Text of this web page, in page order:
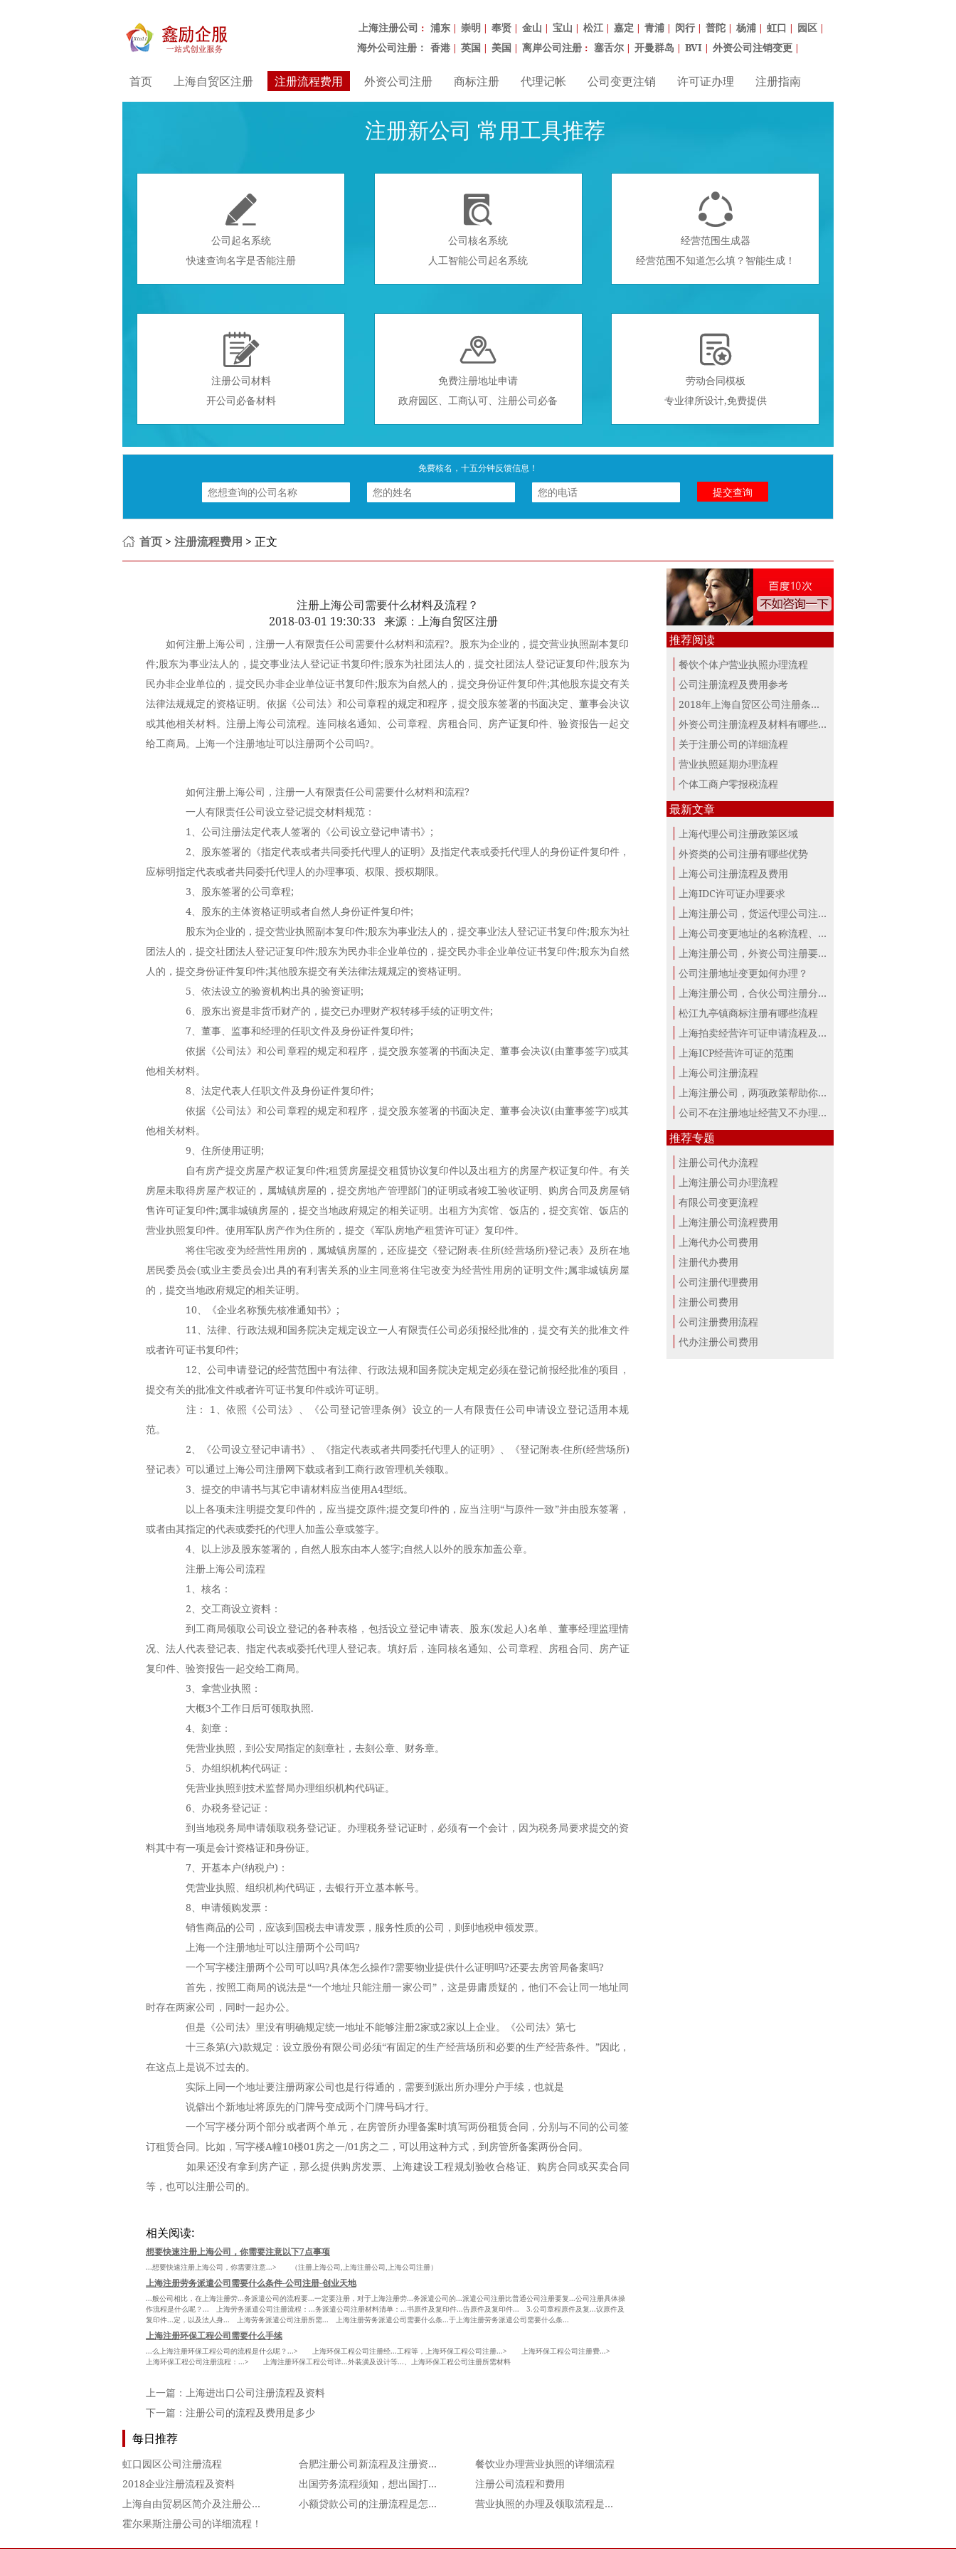
上海注册公司 ： 浦东 | 崇明 | 奉贤 | 金山 | 宝山 | 松江 | 嘉定 | 青浦 | 闵行 | 普陀 | 杨浦 | 虹口 | 园区 |
海外公司注册： 香港 | 英国 | 美国 | 离岸公司注册 ： 塞舌尔 | 开曼群岛 | BVI | 外资公司注销变更 |
首页 上海自贸区注册 注册流程费用 外资公司注册 商标注册 代理记帐 公司变更注销 许可证办理 注册指南
注册新公司 常用工具推荐

公司起名系统
快速查询名字是否能注册

公司核名系统
人工智能公司起名系统

经营范围生成器
经营范围不知道怎么填？智能生成！

注册公司材料
开公司必备材料

免费注册地址申请
政府园区、工商认可、注册公司必备

劳动合同模板
专业律所设计,免费提供
免费核名，十五分钟反馈信息！
首页 > 注册流程费用 > 正文
注册上海公司需要什么材料及流程？
2018-03-01 19:30:33 来源：上海自贸区注册
如何注册上海公司，注册一人有限责任公司需要什么材料和流程?。股东为企业的，提交营业执照副本复印
件;股东为事业法人的，提交事业法人登记证书复印件;股东为社团法人的，提交社团法人登记证复印件;股东为
民办非企业单位的，提交民办非企业单位证书复印件;股东为自然人的，提交身份证件复印件;其他股东提交有关
法律法规规定的资格证明。依据《公司法》和公司章程的规定和程序，提交股东签署的书面决定、董事会决议
或其他相关材料。注册上海公司流程。连同核名通知、公司章程、房租合同、房产证复印件、验资报告一起交
给工商局。上海一个注册地址可以注册两个公司吗?。
如何注册上海公司，注册一人有限责任公司需要什么材料和流程?
一人有限责任公司设立登记提交材料规范：
1、公司注册法定代表人签署的《公司设立登记申请书》;
2、股东签署的《指定代表或者共同委托代理人的证明》及指定代表或委托代理人的身份证件复印件，
应标明指定代表或者共同委托代理人的办理事项、权限、授权期限。
3、股东签署的公司章程;
4、股东的主体资格证明或者自然人身份证件复印件;
股东为企业的，提交营业执照副本复印件;股东为事业法人的，提交事业法人登记证书复印件;股东为社
团法人的，提交社团法人登记证复印件;股东为民办非企业单位的，提交民办非企业单位证书复印件;股东为自然
人的，提交身份证件复印件;其他股东提交有关法律法规规定的资格证明。
5、依法设立的验资机构出具的验资证明;
6、股东出资是非货币财产的，提交已办理财产权转移手续的证明文件;
7、董事、监事和经理的任职文件及身份证件复印件;
依据《公司法》和公司章程的规定和程序，提交股东签署的书面决定、董事会决议(由董事签字)或其
他相关材料。
8、法定代表人任职文件及身份证件复印件;
依据《公司法》和公司章程的规定和程序，提交股东签署的书面决定、董事会决议(由董事签字)或其
他相关材料。
9、住所使用证明;
自有房产提交房屋产权证复印件;租赁房屋提交租赁协议复印件以及出租方的房屋产权证复印件。有关
房屋未取得房屋产权证的，属城镇房屋的，提交房地产管理部门的证明或者竣工验收证明、购房合同及房屋销
售许可证复印件;属非城镇房屋的，提交当地政府规定的相关证明。出租方为宾馆、饭店的，提交宾馆、饭店的
营业执照复印件。使用军队房产作为住所的，提交《军队房地产租赁许可证》复印件。
将住宅改变为经营性用房的，属城镇房屋的，还应提交《登记附表-住所(经营场所)登记表》及所在地
居民委员会(或业主委员会)出具的有利害关系的业主同意将住宅改变为经营性用房的证明文件;属非城镇房屋
的，提交当地政府规定的相关证明。
10、《企业名称预先核准通知书》;
11、法律、行政法规和国务院决定规定设立一人有限责任公司必须报经批准的，提交有关的批准文件
或者许可证书复印件;
12、公司申请登记的经营范围中有法律、行政法规和国务院决定规定必须在登记前报经批准的项目，
提交有关的批准文件或者许可证书复印件或许可证明。
注： 1、依照《公司法》、《公司登记管理条例》设立的一人有限责任公司申请设立登记适用本规
范。
2、《公司设立登记申请书》、《指定代表或者共同委托代理人的证明》、《登记附表-住所(经营场所)
登记表》可以通过上海公司注册网下载或者到工商行政管理机关领取。
3、提交的申请书与其它申请材料应当使用A4型纸。
以上各项未注明提交复印件的，应当提交原件;提交复印件的，应当注明“与原件一致”并由股东签署，
或者由其指定的代表或委托的代理人加盖公章或签字。
4、以上涉及股东签署的，自然人股东由本人签字;自然人以外的股东加盖公章。
注册上海公司流程
1、核名：
2、交工商设立资料：
到工商局领取公司设立登记的各种表格，包括设立登记申请表、股东(发起人)名单、董事经理监理情
况、法人代表登记表、指定代表或委托代理人登记表。填好后，连同核名通知、公司章程、房租合同、房产证
复印件、验资报告一起交给工商局。
3、拿营业执照：
大概3个工作日后可领取执照.
4、刻章：
凭营业执照，到公安局指定的刻章社，去刻公章、财务章。
5、办组织机构代码证：
凭营业执照到技术监督局办理组织机构代码证。
6、办税务登记证：
到当地税务局申请领取税务登记证。办理税务登记证时，必须有一个会计，因为税务局要求提交的资
料其中有一项是会计资格证和身份证。
7、开基本户(纳税户)：
凭营业执照、组织机构代码证，去银行开立基本帐号。
8、申请领购发票：
销售商品的公司，应该到国税去申请发票，服务性质的公司，则到地税申领发票。
上海一个注册地址可以注册两个公司吗?
一个写字楼注册两个公司可以吗?具体怎么操作?需要物业提供什么证明吗?还要去房管局备案吗?
首先，按照工商局的说法是“一个地址只能注册一家公司”，这是毋庸质疑的，他们不会让同一地址同
时存在两家公司，同时一起办公。
但是《公司法》里没有明确规定统一地址不能够注册2家或2家以上企业。《公司法》第七
十三条第(六)款规定：设立股份有限公司必须“有固定的生产经营场所和必要的生产经营条件。”因此，
在这点上是说不过去的。
实际上同一个地址要注册两家公司也是行得通的，需要到派出所办理分户手续，也就是
说僻出个新地址将原先的门牌号变成两个门牌号码才行。
一个写字楼分两个部分或者两个单元，在房管所办理备案时填写两份租赁合同，分别与不同的公司签
订租赁合同。比如，写字楼A幢10楼01房之一/01房之二，可以用这种方式，到房管所备案两份合同。
如果还没有拿到房产证，那么提供购房发票、上海建设工程规划验收合格证、购房合同或买卖合同
等，也可以注册公司的。
相关阅读:
想要快速注册上海公司，你需要注意以下7点事项
...想要快速注册上海公司，你需要注意...> （注册上海公司,上海注册公司,上海公司注册）
上海注册劳务派遣公司需要什么条件-公司注册-创业天地
...般公司相比，在上海注册劳...务派遣公司的流程要...一定要注册，对于上海注册劳...务派遣公司的...派遣公司注册比普通公司注册要复...公司注册具体操
作流程是什么呢？... 上海劳务派遣公司注册流程：...务派遣公司注册材料清单：...书原件及复印件...告原件及复印件... 3.公司章程原件及复...议原件及
复印件...定，以及法人身... 上海劳务派遣公司注册所需... 上海注册劳务派遣公司需要什么条...于上海注册劳务派遣公司需要什么条...
上海注册环保工程公司需要什么手续
...么上海注册环保工程公司的流程是什么呢？...> 上海环保工程公司注册经...工程等，上海环保工程公司注册...> 上海环保工程公司注册费...>
上海环保工程公司注册流程：...> 上海注册环保工程公司详...外装潢及设计等...、上海环保工程公司注册所需材料
上一篇： 上海进出口公司注册流程及资料
下一篇： 注册公司的流程及费用是多少
每日推荐
虹口园区公司注册流程 合肥注册公司新流程及注册资本最新的一些变化
餐饮业办理营业执照的详细流程
2018企业注册流程及资料
出国劳务流程须知，想出国打工的必读！
注册公司流程和费用
上海自由贸易区简介及注册公司流程费用
小额贷款公司的注册流程是怎么样的？
营业执照的办理及领取流程是怎样的？
霍尔果斯注册公司的详细流程！
推荐阅读
餐饮个体户营业执照办理流程
公司注册流程及费用参考
2018年上海自贸区公司注册条件及所需资料
外资公司注册流程及材料有哪些？
关于注册公司的详细流程
营业执照延期办理流程
个体工商户零报税流程
最新文章
上海代理公司注册政策区域
外资类的公司注册有哪些优势
上海公司注册流程及费用
上海IDC许可证办理要求
上海注册公司，货运代理公司注册条件！
上海公司变更地址的名称流程、材料、...
上海注册公司，外资公司注册要点！
公司注册地址变更如何办理？
上海注册公司，合伙公司注册分析！
松江九亭镇商标注册有哪些流程
上海拍卖经营许可证申请流程及材料
上海ICP经营许可证的范围
上海公司注册流程
上海注册公司，两项政策帮助你最大。
公司不在注册地址经营又不办理变更，...
推荐专题
注册公司代办流程
上海注册公司办理流程
有限公司变更流程
上海注册公司流程费用
上海代办公司费用
注册代办费用
公司注册代理费用
注册公司费用
公司注册费用流程
代办注册公司费用